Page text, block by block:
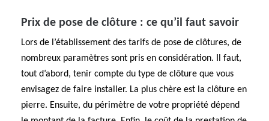
Prix de pose de clôture : ce qu’il faut savoir
Lors de l’établissement des tarifs de pose de clôtures, de
nombreux paramètres sont pris en considération. Il faut,
tout d’abord, tenir compte du type de clôture que vous
envisagez de faire installer. La plus chère est la clôture en
pierre. Ensuite, du périmètre de votre propriété dépend